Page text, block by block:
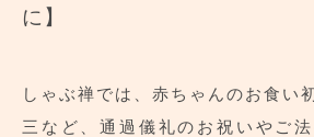
ブランドトッ
に】
しゃぶ禅では、赤ちゃんのお食い
三など、通過儀礼のお祝いやご法